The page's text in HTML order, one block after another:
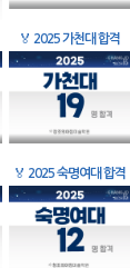
🏅 2025 가천대 합격
🏅 2025 숙명여대 합격